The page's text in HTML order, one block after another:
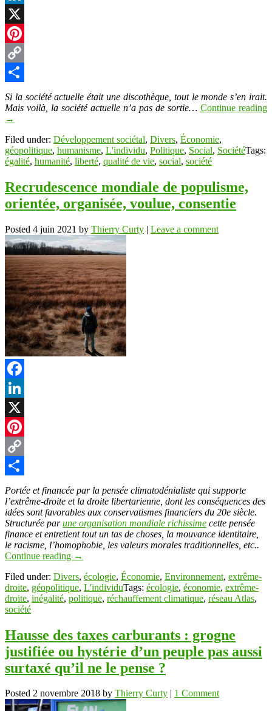
LinkedIn
X
Pinterest
Copy
Link
Partager
Si la société actuelle était une discothèque, tout le monde s’en irait.
Mais voilà, la société actuelle n’a pas de sortie… Continue reading
→
Filed under: Développement sociétal, Divers, Économie,
géopolitique, humanisme, L'individu, Politique, Social, SociétéTags:
égalité, humanité, liberté, qualité de vie, social, société
Recrudescence mondiale de populisme,
orientée, organisée, voulue, consentie
Posted 4 juin 2021 by Thierry Curty | Leave a comment
Facebook
LinkedIn
X
Pinterest
Copy
Link
Partager
Portée et financée par la pensée climatodénialiste qui supporte
l’extrême-droite et la droite libertarienne, dont les conséquences des
idées sont favorables aux conservatismes financiers du 20e siècle.
Structurée parune organisation mondiale richissime cette pensée
finance et entretient tout un tas de choses, la mouvance identitaire,
le racisme, l’homophobie, les valeurs morales traditionnelles, etc..
Continue reading →
Filed under: Divers, écologie, Économie, Environnement, extrême-
droite, géopolitique, L'individuTags: écologie, économie, extrême-
droite, inégalité, politique, réchauffement climatique, réseau Atlas,
société
Hausse des taxes carburants : grogne
justifiée ou hystérie d’un peuple pas aussi
surtaxé qu’il ne le pense ?
Posted 2 novembre 2018 by Thierry Curty 1 Comment